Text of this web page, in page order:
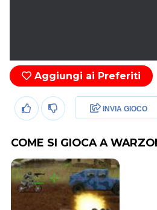
Aggiungi ai Preferiti
INVIA GIOCO
COME SI GIOCA A